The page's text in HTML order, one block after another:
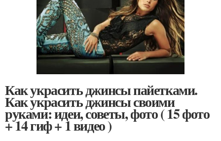
Как украсить джинсы пайетками.
Как украсить джинсы своими
руками: идеи, советы, фото ( 15 фото
+ 14 гиф + 1 видео )